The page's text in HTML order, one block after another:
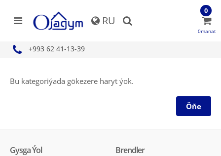
RU
+993 62 41-13-39
0
0manat
Bu kategoriýada gökezere haryt ýok.
Öňe
Gysga Ýol Brendler